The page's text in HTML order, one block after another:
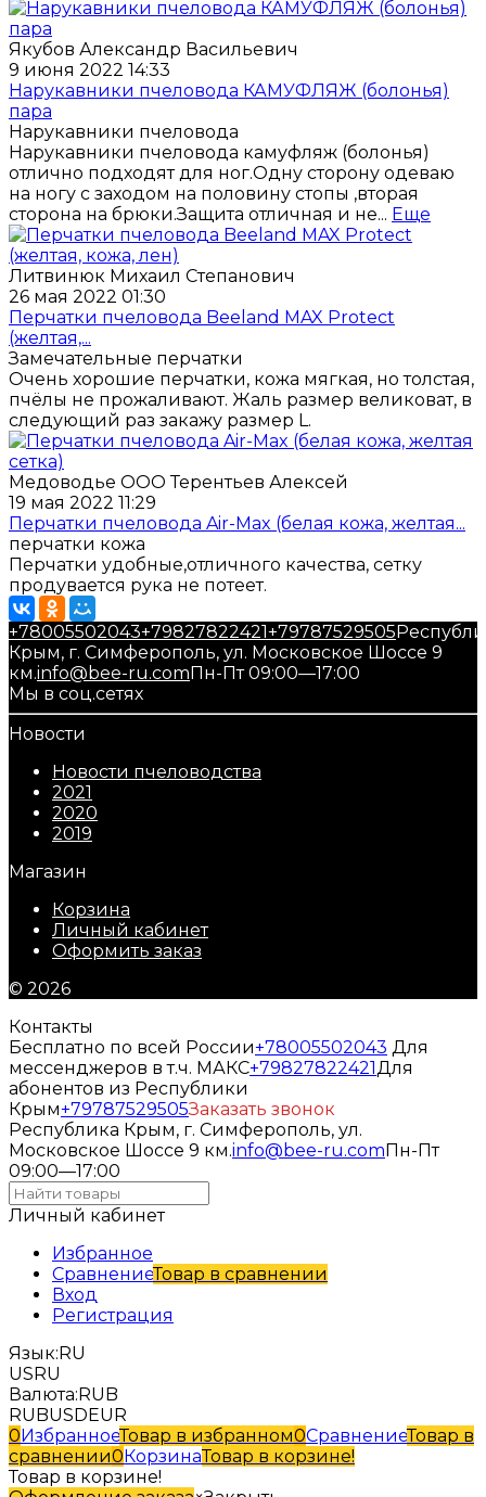
Якубов Александр Васильевич
9 июня 2022 14:33
Нарукавники пчеловода КАМУФЛЯЖ (болонья)
пара
Нарукавники пчеловода
Нарукавники пчеловода камуфляж (болонья)
отлично подходят для ног.Одну сторону одеваю
на ногу с заходом на половину стопы ,вторая
сторона на брюки.Защита отличная и не... Еще
Литвинюк Михаил Степанович
26 мая 2022 01:30
Перчатки пчеловода Beeland MAX Protect
(желтая,...
Замечательные перчатки
Очень хорошие перчатки, кожа мягкая, но толстая,
пчёлы не прожаливают. Жаль размер великоват, в
следующий раз закажу размер L.
Медоводье ООО Терентьев Алексей
19 мая 2022 11:29
Перчатки пчеловода Air-Max (белая кожа, желтая...
перчатки кожа
Перчатки удобные,отличного качества, сетку
продувается рука не потеет.
+78005502043+79827822421+79787529505
Крым, г. Симферополь, ул. Московское Шоссе 9
км.info@bee-ru.comПн-Пт 09:00—17:00
Мы в соц.сетях
Новости
Новости пчеловодства
2021
2020
2019
Магазин
Корзина
Личный кабинет
Оформить заказ
© 2026
Контакты
Бесплатно по всей России+78005502043 Для
мессенджеров в т.ч. МАКС+79827822421Для
абонентов из Республики
Крым+79787529505Заказать звонок
Республика Крым, г. Симферополь, ул.
Московское Шоссе 9 км.info@bee-ru.comПн-Пт
09:00—17:00
Личный кабинет
Избранное
СравнениеТовар в сравнении
Вход
Регистрация
Язык:RU
USRU
Валюта:RUB
RUBUSDEUR
0ИзбранноеТовар в избранном0СравнениеТовар в
сравнении0КорзинаТовар в корзине!
Товар в корзине!